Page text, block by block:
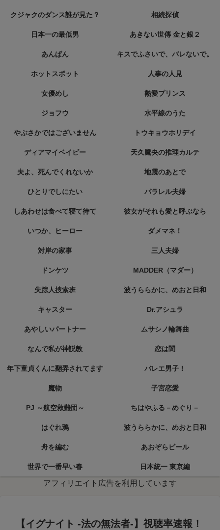
クジャクのダンス誰が見た？ 相続探偵
日本一の最低男 あきない世傳 金と銀２
あんぱん キスでふさいで、バレないで。
ホットスポット 人事の人見
女優めし 熱愛プリンス
ジョフウ 水平線のうた
やぶさかではございません トウキョウホリデイ
ディアマイベイビー 天久鷹央の推理カルテ
夫よ、死んでくれないか 地震のあとで
ひとりでしにたい パラレル夫婦
しあわせは食べて寝て待て 彼女がそれも愛と呼ぶなら
いつか、ヒーロー ダメマネ！
対岸の家事 三人夫婦
ドンケツ MADDER（マダー）
失踪人捜索班 波うららかに、めおと日和
キャスター Dr.アシュラ
あやしいパートナー ムサシノ輪舞曲
なんで私が神説教 恋は闇
年下童貞くんに翻弄されてます バレエ男子！
魔物 子宮恋愛
PJ ～航空救難団～ ちはやふる－めぐり－
はぐれ鴉 波うららかに、めおと日和
舟を編む あおぞらビール
世界で一番早い春 日本統一 東京編
アフィリエイト広告を利用しています
【イグナイト -法の無法者-】視聴率速報！